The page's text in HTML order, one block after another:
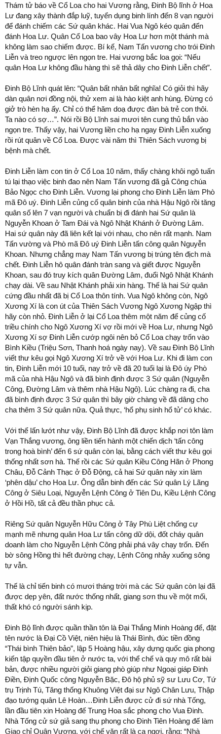
Thám tử báo về Cổ Loa cho hai Vương rằng, Đinh Bộ lĩnh ở Hoa
Lư đang xây thành đắp luỹ, tuyển dụng binh lính đến 8 vạn người
để đánh chiếm các Sứ quân khác. Hai Vua Ngô kéo quân đến
đánh Hoa Lư. Quân Cổ Loa bao vây Hoa Lư hơn một thánh mà
không làm sao chiếm được. Bí kế, Nam Tấn vương cho trói Đinh
Liễn và treo ngược lên ngọn tre. Hai vương bắc loa gọi: “Nếu
quân Hoa Lư không đầu hàng thì sẽ thả dây cho Đinh Liễn chết”.
Đinh Bộ Lĩnh quát lên: “Quân bất nhân bất nghĩa! Có giỏi thì hãy
dàn quân nơi đồng nội, thử xem ai là hào kiệt anh hùng. Đừng có
giở trò hèn hạ ấy. Chỉ có thể hăm doạ được đàn bà trẻ con thôi.
Ta nào có sợ…”. Nói rồi Bộ Lĩnh sai mươi tên cung thủ bắn vào
ngọn tre. Thấy vậy, hai Vương liền cho hạ ngay Đinh Liễn xuống
rồi rút quân về Cổ Loa. Được vài năm thì Thiên Sách vương bị
bệnh mà chết.
Đinh Liễn làm con tin ở Cổ Loa 10 năm, thấy chàng khôi ngô tuấn
tú lại thạo việc binh đao nên Nam Tấn vương đã gả Công chúa
Bảo Ngọc cho Đinh Liễn. Vương lại phong cho Đinh Liễn làm Phò
mã Đô uý. Đinh Liễn củng cố quân binh của nhà Hậu Ngô rồi tăng
quân số lên 7 vạn người và chuẩn bị đi đánh hai Sứ quân là
Nguyễn Khoan ở Tam Đái và Ngô Nhật Khánh ở Đường Lâm.
Hai sứ quân này đã liên kết lại với nhau, cho nên rất mạnh. Nam
Tấn vường và Phò mã Đô uý Đinh Liễn tấn công quân Nguyễn
Khoan. Nhưng chẳng may Nam Tấn vương bị trúng tên địch mà
chết. Đinh Liễn hô quân đánh tràn sang và giết được Nguyễn
Khoan, sau đó truy kích quân Đường Lâm, đuổi Ngô Nhật Khánh
chạy dài. Về sau Nhật Khánh phải xin hàng. Thế là hai Sứ quân
cứng đầu nhất đã bị Cổ Loa thôn tính. Vua Ngô không còn, Ngô
Xương Xí là con út của Thiên Sách Vương Ngô Xương Ngập thì
hãy còn nhỏ. Đinh Liễn ở lại Cổ Loa thêm một năm để củng cố
triều chính cho Ngô Xương Xí vợ rồi mới về Hoa Lư, nhưng Ngô
Xương Xí sợ Đinh Liễn cướp ngôi nên bỏ Cổ Loa chạy trốn vào
Bình Kiều (Triệu Sơn, Thanh hoá ngày nay). Về sau Đinh Bộ Lĩnh
viết thư kêu gọi Ngô Xương Xí trở về với Hoa Lư. Khi đi làm con
tin, Đinh Liễn mới 10 tuổi, nay trở về đã 20 tuổi lại là Đô úy Phò
mã của nhà Hậu Ngô và đã bình định được 3 Sứ quân (Nguyễn
Công, Đường Lâm và thêm nhà Hậu Ngô). Lúc chàng ra đi, cha
đã bình định được 3 Sứ quân thì bây giờ chàng về đã dâng cho
cha thêm 3 Sứ quân nữa. Quả thực, ‘hổ phụ sinh hổ tử’ có khác.
Với thế lấn lướt như vậy, Đinh Bộ Lĩnh đã được khắp nơi tôn làm
Vạn Thắng vương, ông liền tiến hành một chiến dịch ‘tấn công
trong hoà bình’ đến 6 sứ quân còn lại, bằng cách viết thư kêu gọi
thống nhất sơn hà. Thế rồi các Sứ quân Kiều Công Hãn ở Phong
Châu, Đỗ Cảnh Thạc ở Đỗ Động, cả hai Sứ quân này xin làm
‘phên dậu’ cho Hoa Lư. Ông dẫn binh đến các Sứ quân Lý Lãng
Công ở Siêu Loại, Nguyễn Lệnh Công ở Tiên Du, Kiều Lệnh Công
ở Hồi Hồ, tất cả đều thần phục cả.
Riêng Sứ quân Nguyễn Hữu Công ở Tây Phù Liệt chống cự
mạnh mẽ nhưng quân Hoa Lư tấn công dữ dội, đốt cháy quân
doanh làm cho Nguyễn Lệnh Công phải phá vây chạy trốn. Đến
bờ sông Hồng thì hết đường chạy, Lệnh Công nhảy xuống sông
tự vẫn.
Thế là chỉ tiến binh có mươi tháng trời mà các Sứ quân còn lại đã
được dẹp yên, đất nước thống nhất, giang sơn thu về một mối,
thất khó có người sánh kịp.
Đinh Bộ lĩnh được quần thần tôn là Đại Thắng Minh Hoàng đế, đặt
tên nước là Đại Cồ Việt, niên hiệu là Thái Bình, đúc tiền đồng
“Thái bình Thiên bảo”, lập 5 Hoàng hậu, xây dựng quốc gia phong
kiến tập quyền đầu tiên ở nước ta, với thể chế và quy mô rất bài
bản, được nhiều người giỏi giang phò giúp như Ngoại giáp Đinh
Điền, Định Quốc công Nguyễn Bặc, Đô hộ phủ sỹ sư Lưu Cơ, Tứ
trụ Trịnh Tú, Tăng thống Khuông Việt đại sư Ngô Chân Lưu, Thập
đạo tướng quân Lê Hoàn…Đinh Liễn được cử đi sứ nhà Tống,
lần đầu tiên xin Hoàng đế Trung Hoa sắc phong cho Vua Đinh.
Nhà Tống cử sứ giả sang thụ phong cho Đinh Tiên Hoàng đế làm
Giao chỉ Quận Vương, với chế văn rất là ca ngợi, rằng: “Nhà